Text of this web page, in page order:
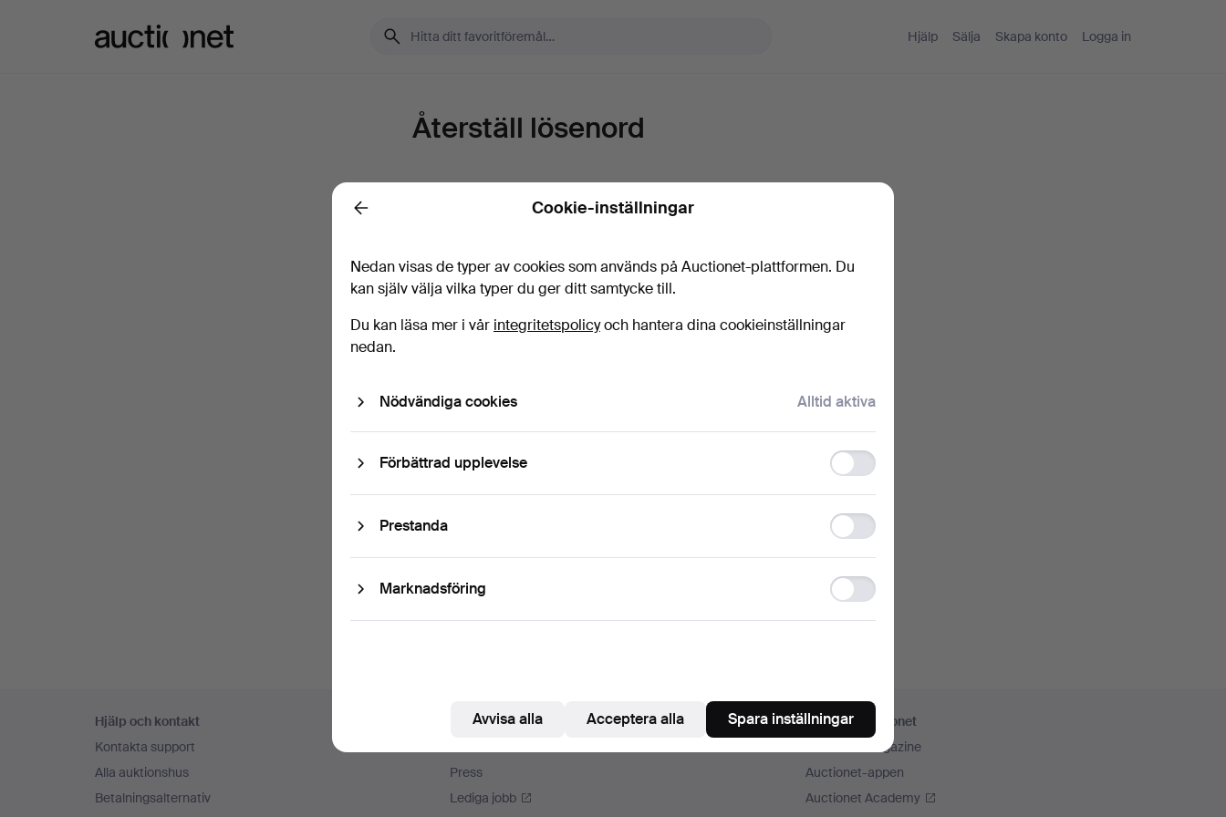
Hjälp Sälja Skapa konto Logga in
Återställ lösenord
Skicka instruktioner
Hjälp och kontakt
Kontakta support
Alla auktionshus
Betalningsalternativ
Auctionet
Press
Lediga jobb
Mer från Auctionet
Auctionet Magazine
Auctionet-appen
Auctionet Academy
Back Cookie-inställningar
Nedan visas de typer av cookies som används på Auctionet-plattformen. Du
kan själv välja vilka typer du ger ditt samtycke till.
Du kan läsa mer i vår integritetspolicyoch hantera dina cookieinställningar
nedan.
Nödvändiga cookies Alltid aktiva
Förbättrad upplevelse
Functionality
storage
Prestanda
Statistics
storage
Marknadsföring
Ad
storage
Avvisa alla Acceptera alla Spara inställningar